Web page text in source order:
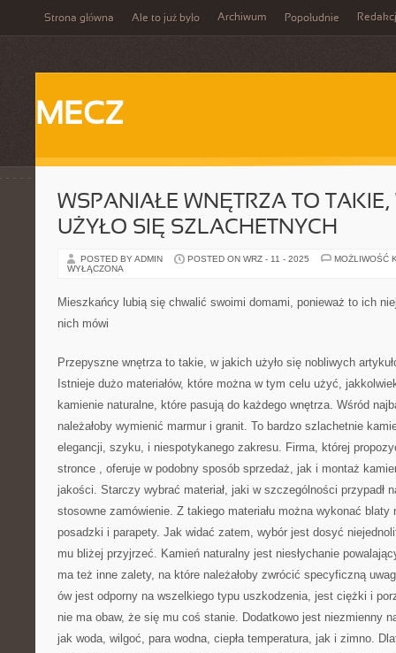
Strona główna Ale to już było Archiwum Popołudnie
MECZ
WSPANIAŁE WNĘTRZA TO TAKIE,
UŻYŁO SIĘ SZLACHETNYCH
POSTED BY ADMIN POSTED ON WRZ - 11 - 2025
MOŻLIWOŚĆ
WYŁĄCZONA
Mieszkańcy lubią się chwalić swoimi domami, ponieważ to ich
nich mówi
Przepyszne wnętrza to takie, w jakich użyło się nobliwych
Istnieje dużo materiałów, które można w tym celu użyć,
kamienie naturalne, które pasują do każdego wnętrza. Wśród
należałoby wymienić marmur i granit. To bardzo szlachetnie
elegancji, szyku, i niespotykanego zakresu. Firma, której
stronce , oferuje w podobny sposób sprzedaż, jak i montaż
jakości. Starczy wybrać materiał, jaki w szczególności przypadł
stosowne zamówienie. Z takiego materiału można wykonać
posadzki i parapety. Jak widać zatem, wybór jest dosyć
mu bliżej przyjrzeć. Kamień naturalny jest niesłychanie
ma też inne zalety, na które należałoby zwrócić specyficzną
ów jest odporny na wszelkiego typu uszkodzenia, jest ciężki i
nie ma obaw, że się mu coś stanie. Dodatkowo jest niezmienny
jak woda, wilgoć, para wodna, ciepła temperatura, jak i zimno.